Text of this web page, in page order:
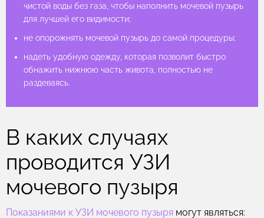
чистой воды без газа, чтобы наполнить мочевой пузырь
для лучшей его видимости;
не опорожнять мочевой пузырь до самой процедуры;
надеть удобную одежду, которая позволит быстро
обнажить нижнюю часть живота, полностью не
раздеваясь.
чистой воды без газа, чтобы наполнить мочевой пузырь
для лучшей его видимости;
не опорожнять мочевой пузырь до самой процедуры;
надеть удобную одежду, которая позволит быстро
обнажить нижнюю часть живота, полностью не
раздеваясь.
В каких случаях
проводится УЗИ
мочевого пузыря
Показаниями к УЗИ мочевого пузыря могут являться: